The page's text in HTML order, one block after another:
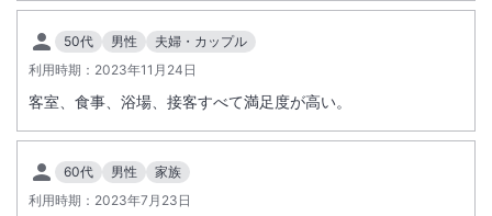
50代 男性
夫婦・カップル
利用時期： 2023年11月24日
客室、食事、浴場、接客すべて満足度が高い。
60代 男性
家族
利用時期： 2023年7月23日